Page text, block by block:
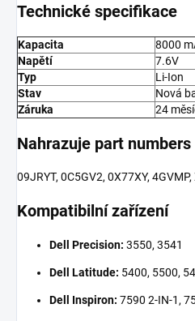
Technické specifikace
Kapacita
8000
Napětí
7.6V
Typ
Li-Ion
Stav
Nová
Záruka
24
Nahrazuje part numbers
09JRYT, 0C5GV2, 0X77XY, 4GVMP,
Kompatibilní zařízení
Dell Precision: 3550, 3541
Dell Latitude: 5400, 5500,
Dell Inspiron: 7590 2-IN-1,